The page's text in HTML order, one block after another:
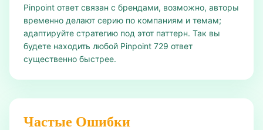
Pinpoint ответ связан с брендами, возможно, авторы
временно делают серию по компаниям и темам;
адаптируйте стратегию под этот паттерн. Так вы
будете находить любой Pinpoint 729 ответ
существенно быстрее.
Частые Ошибки